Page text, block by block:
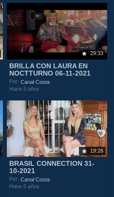
29:33
BRILLA CON LAURA EN
NOCTTURNO 06-11-2021
Por:Canal Costa
Hace 5 años
19:26
BRASIL CONNECTION 31-
10-2021
Por:Canal Costa
Hace 5 años